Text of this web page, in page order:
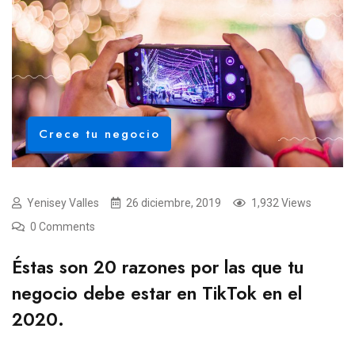
Crece tu negocio
Yenisey Valles 26 diciembre, 2019
1,932 Views
0 Comments
Éstas son 20 razones por las que tu
negocio debe estar en TikTok en el
2020.